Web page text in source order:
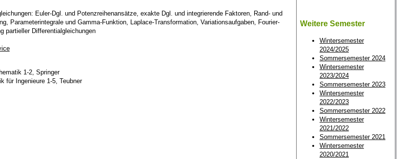
Euler-Dgl. und Potenzreihenansätze, exakte Dgl. und integrierende Faktoren, Rand- und
Parameterintegrale und Gamma-Funktion, Laplace-Transformation, Variationsaufgaben, Fourier-
partieller Differentialgleichungen
1-2, Springer
für Ingenieure 1-5, Teubner
Weitere Semester
Wintersemester
2024/2025
Sommersemester 2024
Wintersemester
2023/2024
Sommersemester 2023
Wintersemester
2022/2023
Sommersemester 2022
Wintersemester
2021/2022
Sommersemester 2021
Wintersemester
2020/2021